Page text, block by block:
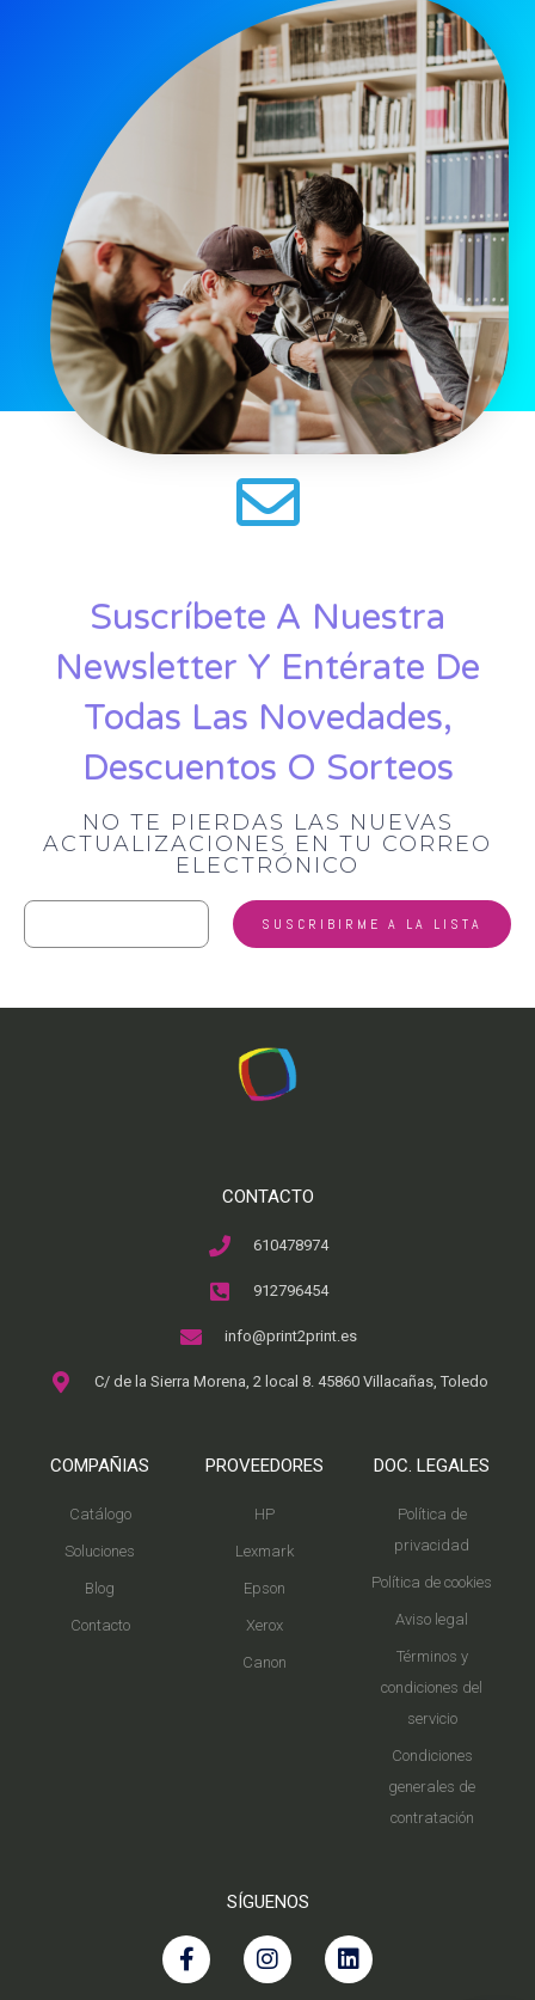
Suscríbete A Nuestra
Newsletter Y Entérate De
Todas Las Novedades,
Descuentos O Sorteos
NO TE PIERDAS LAS NUEVAS
ACTUALIZACIONES EN TU CORREO
ELECTRÓNICO
CONTACTO
610478974
912796454
info@print2print.es
C/ de la Sierra Morena, 2 local 8. 45860 Villacañas, Toledo
COMPAÑIAS
Catálogo
Soluciones
Blog
Contacto
PROVEEDORES
HP
Lexmark
Epson
Xerox
Canon
DOC. LEGALES
Política de
privacidad
Política de cookies
Aviso legal
Términos y
condiciones del
servicio
Condiciones
generales de
contratación
SÍGUENOS